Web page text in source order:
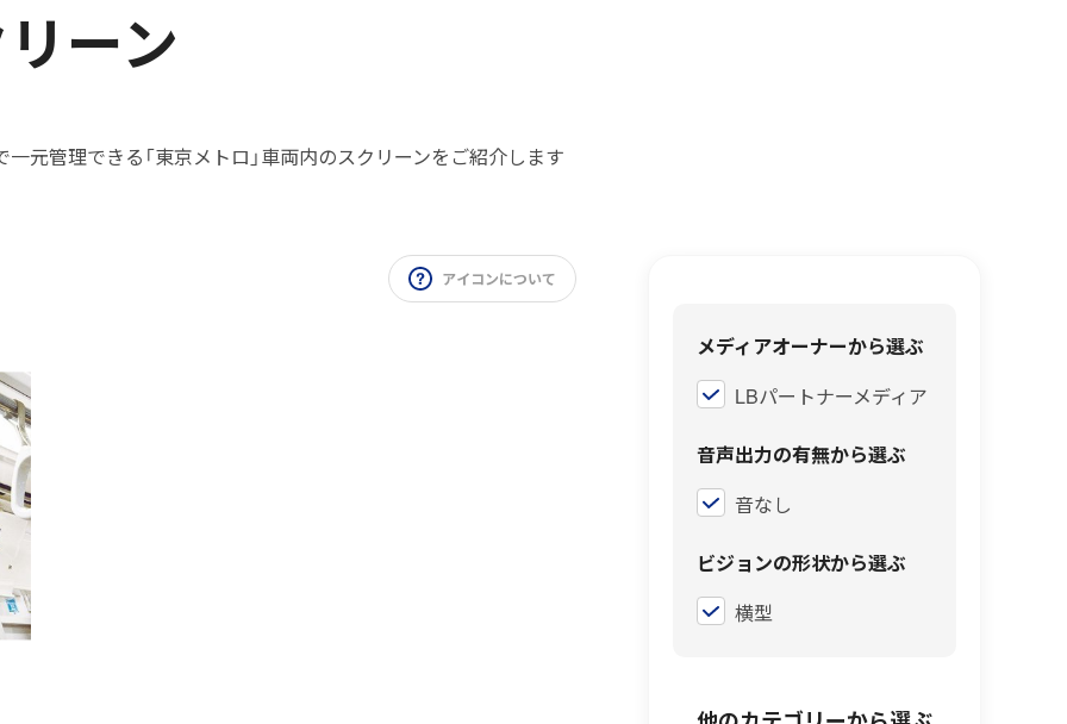
ーン
元管理できる「東京メトロ」車両内のスクリーンをご紹介します
アイコンについて
メディアオーナーから選ぶ
LBパートナーメディア
音声出力の有無から選ぶ
音なし
ビジョンの形状から選ぶ
横型